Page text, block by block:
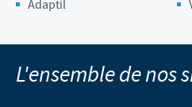
Adaptil
L'ensemble de nos